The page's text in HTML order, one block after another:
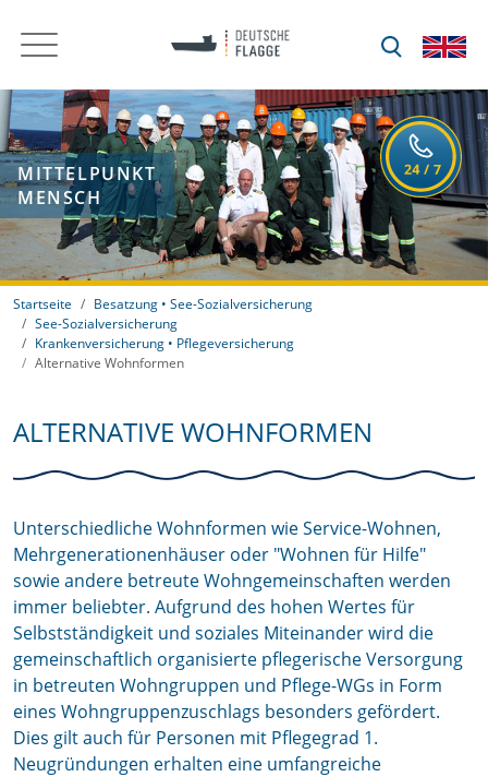
MITTELPUNKT
MENSCH
Startseite
Besatzung • See-Sozialversicherung
See-Sozialversicherung
Krankenversicherung • Pflegeversicherung
Alternative Wohnformen
ALTERNATIVE WOHNFORMEN
Unterschiedliche Wohnformen wie Service-Wohnen,
Mehrgenerationenhäuser oder "Wohnen für Hilfe"
sowie andere betreute Wohngemeinschaften werden
immer beliebter. Aufgrund des hohen Wertes für
Selbstständigkeit und soziales Miteinander wird die
gemeinschaftlich organisierte pflegerische Versorgung
in betreuten Wohngruppen und Pflege-WGs in Form
eines Wohngruppenzuschlags besonders gefördert.
Dies gilt auch für Personen mit Pflegegrad 1.
Neugründungen erhalten eine umfangreiche